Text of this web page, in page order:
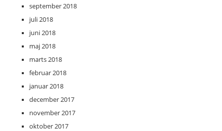
september 2018
juli 2018
juni 2018
maj 2018
marts 2018
februar 2018
januar 2018
december 2017
november 2017
oktober 2017